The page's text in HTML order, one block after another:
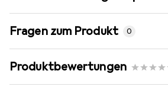
Fragen zum Produkt 0
Produktbewertungen